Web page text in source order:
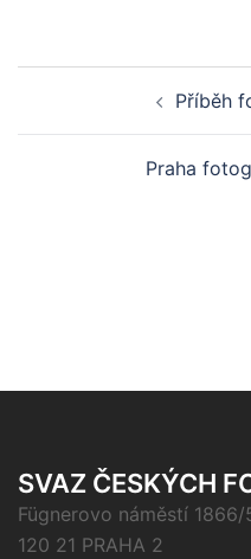
navigation Příběh
Praha
SVAZ ČESKÝCH
Fügnerovo náměstí 1866/
120 21 PRAHA 2